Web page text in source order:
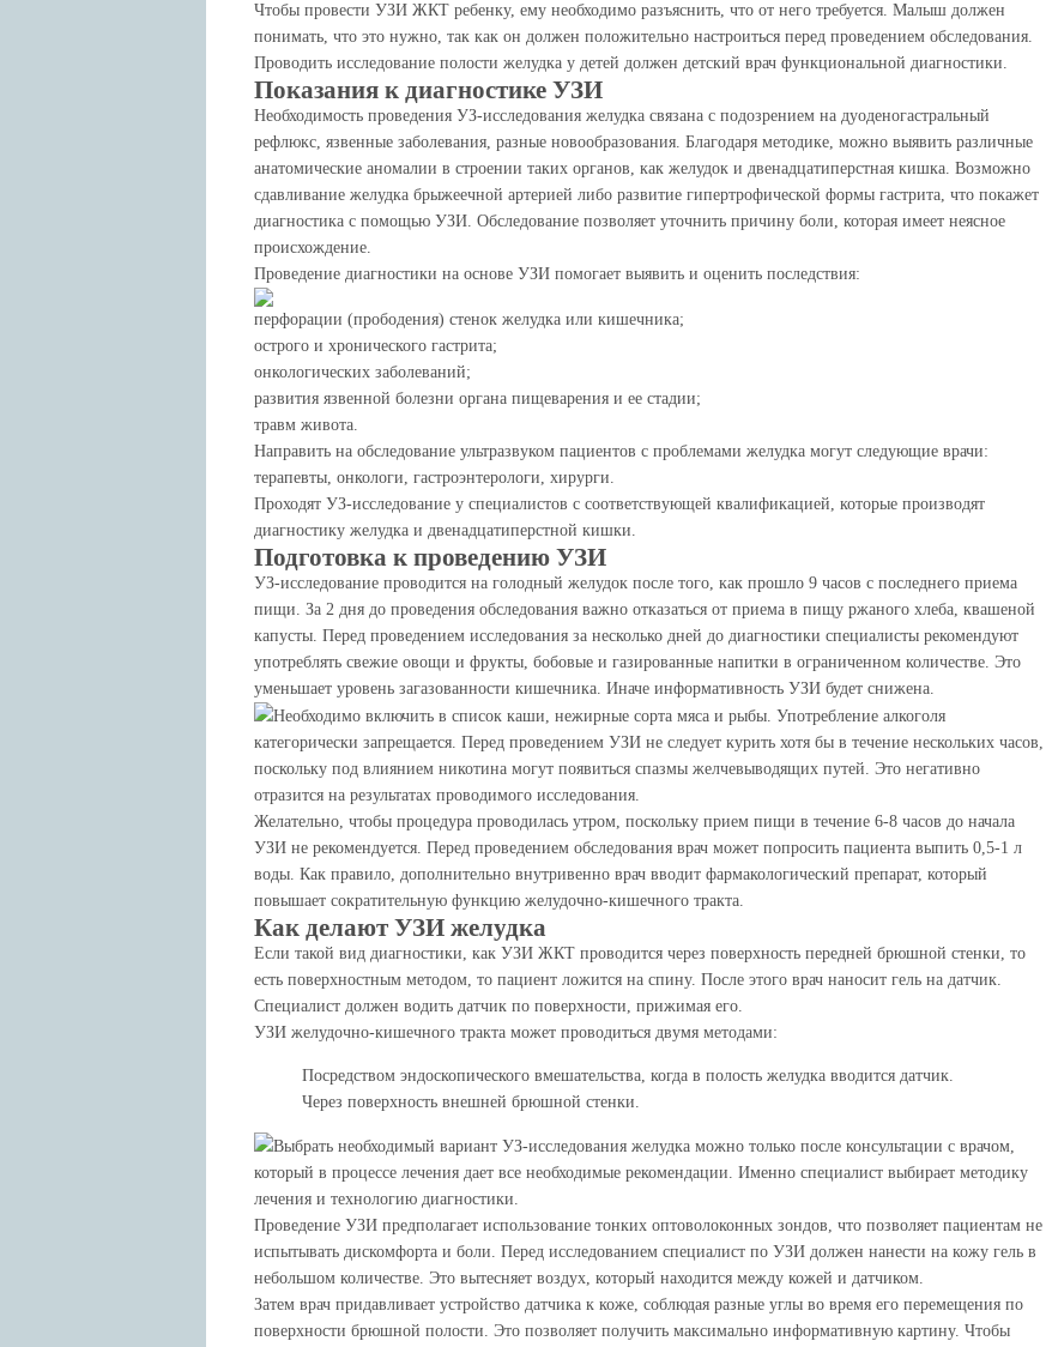
Чтобы провести УЗИ ЖКТ ребенку, ему необходимо разъяснить, что от него требуется. Малыш должен
понимать, что это нужно, так как он должен положительно настроиться перед проведением обследования.
Проводить исследование полости желудка у детей должен детский врач функциональной диагностики.
Показания к диагностике УЗИ
Необходимость проведения УЗ-исследования желудка связана с подозрением на дуоденогастральный
рефлюкс, язвенные заболевания, разные новообразования. Благодаря методике, можно выявить различные
анатомические аномалии в строении таких органов, как желудок и двенадцатиперстная кишка. Возможно
сдавливание желудка брыжеечной артерией либо развитие гипертрофической формы гастрита, что покажет
диагностика с помощью УЗИ. Обследование позволяет уточнить причину боли, которая имеет неясное
происхождение.
Проведение диагностики на основе УЗИ помогает выявить и оценить последствия:
перфорации (прободения) стенок желудка или кишечника;
острого и хронического гастрита;
онкологических заболеваний;
развития язвенной болезни органа пищеварения и ее стадии;
травм живота.
Направить на обследование ультразвуком пациентов с проблемами желудка могут следующие врачи:
терапевты, онкологи, гастроэнтерологи, хирурги.
Проходят УЗ-исследование у специалистов с соответствующей квалификацией, которые производят
диагностику желудка и двенадцатиперстной кишки.
Подготовка к проведению УЗИ
УЗ-исследование проводится на голодный желудок после того, как прошло 9 часов с последнего приема
пищи. За 2 дня до проведения обследования важно отказаться от приема в пищу ржаного хлеба, квашеной
капусты. Перед проведением исследования за несколько дней до диагностики специалисты рекомендуют
употреблять свежие овощи и фрукты, бобовые и газированные напитки в ограниченном количестве. Это
уменьшает уровень загазованности кишечника. Иначе информативность УЗИ будет снижена.
Необходимо включить в список каши, нежирные сорта мяса и рыбы. Употребление алкоголя
категорически запрещается. Перед проведением УЗИ не следует курить хотя бы в течение нескольких часов,
поскольку под влиянием никотина могут появиться спазмы желчевыводящих путей. Это негативно
отразится на результатах проводимого исследования.
Желательно, чтобы процедура проводилась утром, поскольку прием пищи в течение 6-8 часов до начала
УЗИ не рекомендуется. Перед проведением обследования врач может попросить пациента выпить 0,5-1 л
воды. Как правило, дополнительно внутривенно врач вводит фармакологический препарат, который
повышает сократительную функцию желудочно-кишечного тракта.
Как делают УЗИ желудка
Если такой вид диагностики, как УЗИ ЖКТ проводится через поверхность передней брюшной стенки, то
есть поверхностным методом, то пациент ложится на спину. После этого врач наносит гель на датчик.
Специалист должен водить датчик по поверхности, прижимая его.
УЗИ желудочно-кишечного тракта может проводиться двумя методами:
Посредством эндоскопического вмешательства, когда в полость желудка вводится датчик.
Через поверхность внешней брюшной стенки.
Выбрать необходимый вариант УЗ-исследования желудка можно только после консультации с врачом,
который в процессе лечения дает все необходимые рекомендации. Именно специалист выбирает методику
лечения и технологию диагностики.
Проведение УЗИ предполагает использование тонких оптоволоконных зондов, что позволяет пациентам не
испытывать дискомфорта и боли. Перед исследованием специалист по УЗИ должен нанести на кожу гель в
небольшом количестве. Это вытесняет воздух, который находится между кожей и датчиком.
Затем врач придавливает устройство датчика к коже, соблюдая разные углы во время его перемещения по
поверхности брюшной полости. Это позволяет получить максимально информативную картину. Чтобы